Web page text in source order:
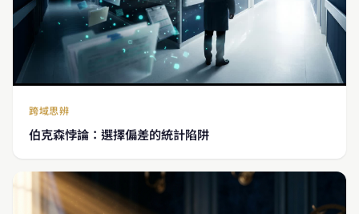
跨域思辨
伯克森悖論：選擇偏差的統計陷阱